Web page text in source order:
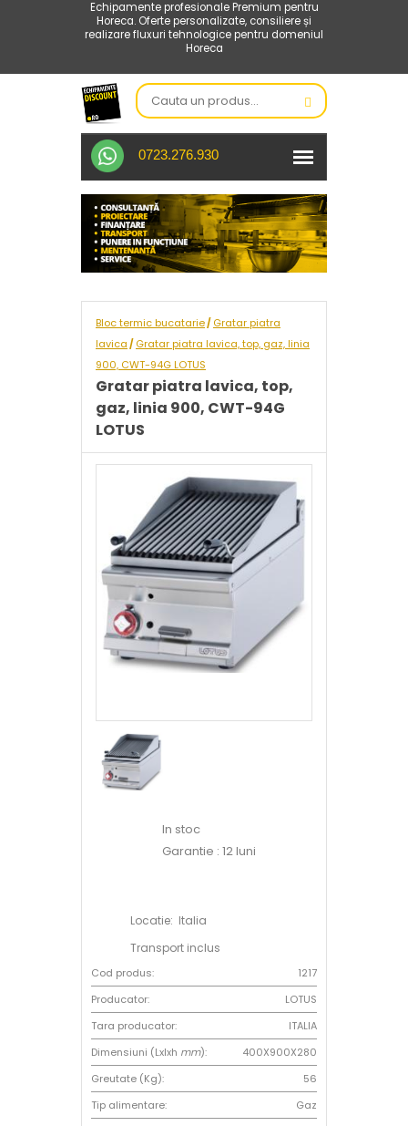
Echipamente profesionale Premium pentru
Horeca. Oferte personalizate, consiliere și
realizare fluxuri tehnologice pentru domeniul
Horeca
0723.276.930
Bloc termic bucatarie/ Gratar piatra
lavica / Gratar piatra lavica, top, gaz, linia
900, CWT-94G LOTUS
Gratar piatra lavica, top,
gaz, linia 900, CWT-94G
LOTUS
In stoc
Garantie : 12 luni
Locatie: Italia
Transport inclus
Cod produs:
1217
Producator:
LOTUS
Tara producator:
ITALIA
Dimensiuni (Lxlxh mm):
400X900X280
Greutate (Kg):
56
Tip alimentare:
Gaz